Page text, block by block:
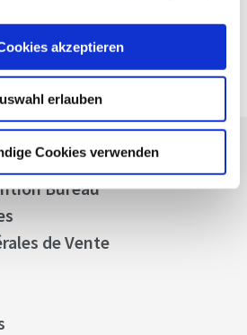
akzeptieren
erlauben
Cookies verwenden
maintenant
Bureau
de Vente